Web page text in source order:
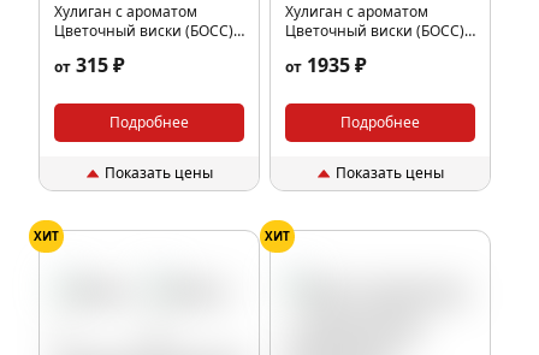
Хулиган с ароматом
Цветочный виски (БОСС),
от 315 ₽
Подробнее
Показать цены
Хулиган с ароматом
Цветочный виски (БОСС),
от 1935 ₽
Подробнее
Показать цены
ХИТ ХИТ